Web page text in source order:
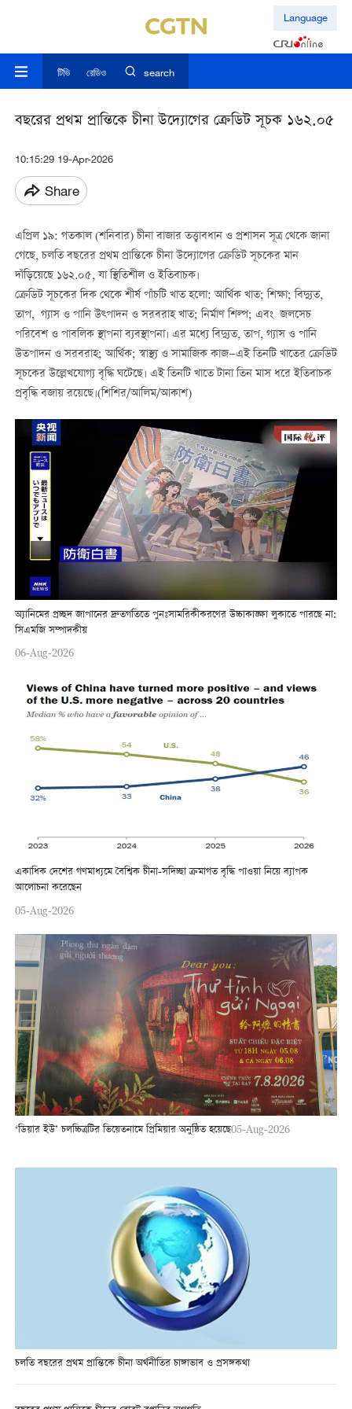
Language
টিভি রেডিও search
বছরের প্রথম প্রান্তিকে চীনা উদ্যোগের ক্রেডিট সূচক ১৬২.০৫
10:15:29 19-Apr-2026
Share
এপ্রিল ১৯: গতকাল (শনিবার) চীনা বাজার তত্ত্বাবধান ও প্রশাসন সূত্র থেকে জানা
গেছে, চলতি বছরের প্রথম প্রান্তিকে চীনা উদ্যোগের ক্রেডিট সূচকের মান
দাঁড়িয়েছে ১৬২.০৫, যা স্থিতিশীল ও ইতিবাচক।
ক্রেডিট সূচকের দিক থেকে শীর্ষ পাঁচটি খাত হলো: আর্থিক খাত; শিক্ষা; বিদ্যুত,
তাপ, গ্যাস ও পানি উত্পাদন ও সরবরাহ খাত; নির্মাণ শিল্প; এবং জলসেচ
পরিবেশ ও পাবলিক স্থাপনা ব্যবস্থাপনা। এর মধ্যে বিদ্যুত, তাপ, গ্যাস ও পানি
উতপাদন ও সরবরাহ; আর্থিক; স্বাস্থ্য ও সামাজিক কাজ—এই তিনটি খাতের ক্রেডিট
সূচকের উল্লেখযোগ্য বৃদ্ধি ঘটেছে। এই তিনটি খাতে টানা তিন মাস ধরে ইতিবাচক
প্রবৃদ্ধি বজায় রয়েছে।(শিশির/আলিম/আকাশ)
অ্যানিমের প্রচ্ছদ জাপানের দ্রুতগতিতে পুনঃসামরিকীকরণের উচ্চাকাঙ্ক্ষা লুকাতে পারছে না:
সিএমজি সম্পাদকীয়
06-Aug-2026
একাধিক দেশের গণমাধ্যমে বৈশ্বিক চীনা-সদিচ্ছা ক্রমাগত বৃদ্ধি পাওয়া নিয়ে ব্যাপক
আলোচনা করেছেন
05-Aug-2026
‘ডিয়ার ইউ’ চলচ্চিত্রটির ভিয়েতনামে প্রিমিয়ার অনুষ্ঠিত হয়েছে05-Aug-2026
চলতি বছরের প্রথম প্রান্তিকে চীনা অর্থনীতির চাঙ্গাভাব ও প্রসঙ্গকথা